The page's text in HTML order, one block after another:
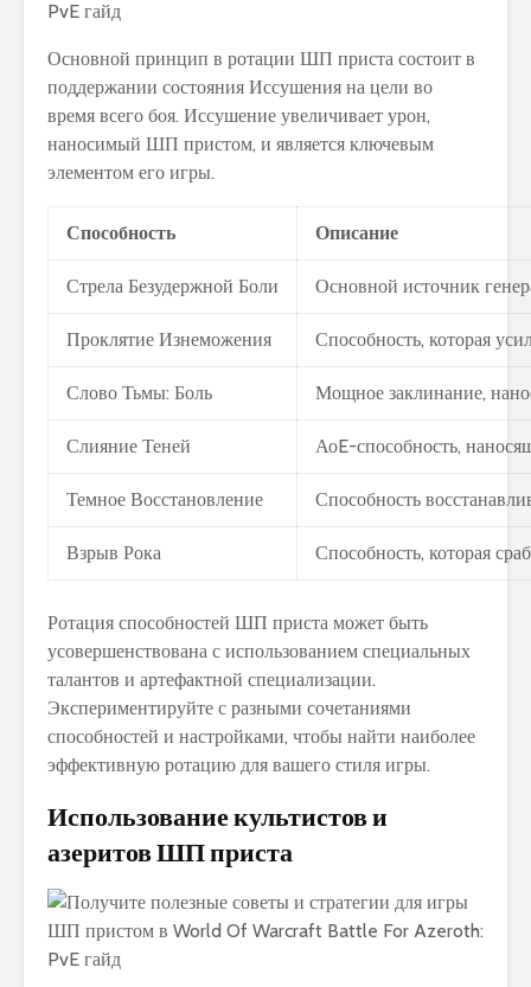
Основной принцип в ротации ШП приста состоит в
поддержании состояния Иссушения на цели во
время всего боя. Иссушение увеличивает урон,
наносимый ШП пристом, и является ключевым
элементом его игры.
Способность Описание
Стрела Безудержной Боли Основной источник
Проклятие Изнеможения Способность, которая
Слово Тьмы: Боль Мощное заклинание,
Слияние Теней АоE-способность,
Темное Восстановление Способность
Взрыв Рока Способность, которая
Ротация способностей ШП приста может быть
усовершенствована с использованием специальных
талантов и артефактной специализации.
Экспериментируйте с разными сочетаниями
способностей и настройками, чтобы найти наиболее
эффективную ротацию для вашего стиля игры.
Использование культистов и
азеритов ШП приста